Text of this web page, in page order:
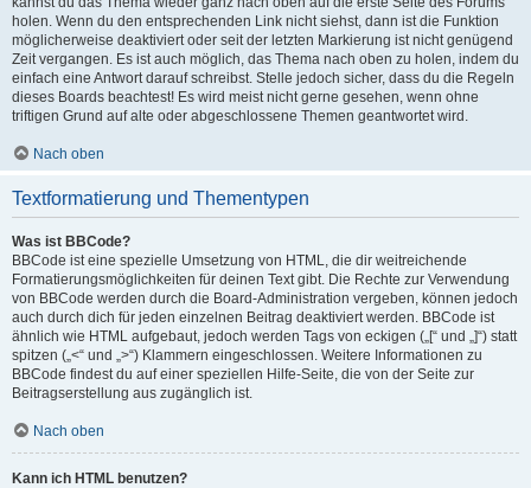
holen. Wenn du den entsprechenden Link nicht siehst, dann ist die Funktion
möglicherweise deaktiviert oder seit der letzten Markierung ist nicht genügend
Zeit vergangen. Es ist auch möglich, das Thema nach oben zu holen, indem du
einfach eine Antwort darauf schreibst. Stelle jedoch sicher, dass du die Regeln
dieses Boards beachtest! Es wird meist nicht gerne gesehen, wenn ohne
triftigen Grund auf alte oder abgeschlossene Themen geantwortet wird.
Nach oben
Textformatierung und Thementypen
Was ist BBCode?
BBCode ist eine spezielle Umsetzung von HTML, die dir weitreichende
Formatierungsmöglichkeiten für deinen Text gibt. Die Rechte zur Verwendung
von BBCode werden durch die Board-Administration vergeben, können jedoch
auch durch dich für jeden einzelnen Beitrag deaktiviert werden. BBCode ist
ähnlich wie HTML aufgebaut, jedoch werden Tags von eckigen („[“ und „]“) statt
spitzen („<“ und „>“) Klammern eingeschlossen. Weitere Informationen zu
BBCode findest du auf einer speziellen Hilfe-Seite, die von der Seite zur
Beitragserstellung aus zugänglich ist.
Nach oben
Kann ich HTML benutzen?